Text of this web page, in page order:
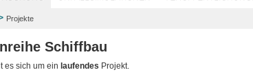
Projekte
Schiffbau
es sich um ein laufendes Projekt.